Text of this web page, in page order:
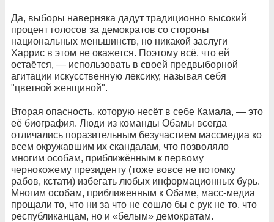
Да, выборы наверняка дадут традиционно высокий
процент голосов за демократов со стороны
национальных меньшинств, но никакой заслуги
Харрис в этом не окажется. Поэтому всё, что ей
остаётся, — использовать в своей предвыборной
агитации искусственную лексику, называя себя
"цветной женщиной".
Вторая опасность, которую несёт в себе Камала, — это
её биография. Люди из команды Обамы всегда
отличались поразительным безучастием массмедиа ко
всем окружавшим их скандалам, что позволяло
многим особам, приближённым к первому
чернокожему президенту (тоже вовсе не потомку
рабов, кстати) избегать любых информационных бурь.
Многим особам, приближенным к Обаме, масс-медиа
прощали то, что ни за что не сошло бы с рук не то, что
республиканцам, но и «белым» демократам.